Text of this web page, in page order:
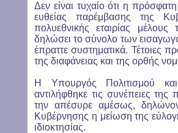
Δεν είναι τυχαίο ότι η
ευθείας παρέμβασης της
πολυεθνικής εταιρίας
δηλώσει το σύνολο των
έπραττε συστηματικά. Τέτοιες
της διαφάνειας και της ορθής
Η Υπουργός Πολιτισμού
αντιλήφθηκε τις συνέπειες της
την απέσυρε αμέσως,
Κυβέρνησης η μείωση της
ιδιοκτησίας.